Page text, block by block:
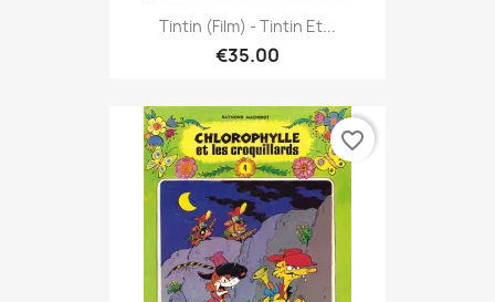
Tintin (Film) - Tintin Et...
€35.00
favorite_border